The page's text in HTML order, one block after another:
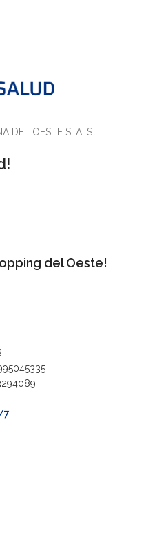
DEL OESTE S. A. S.
del Oeste!
7